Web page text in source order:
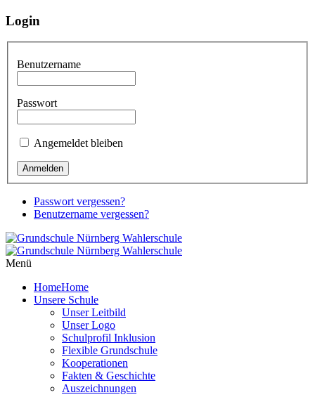
Login
Benutzername
Passwort
Angemeldet bleiben
Passwort vergessen?
Benutzername vergessen?
Menü
HomeHome
Unsere Schule
Unser Leitbild
Unser Logo
Schulprofil Inklusion
Flexible Grundschule
Kooperationen
Fakten & Geschichte
Auszeichnungen